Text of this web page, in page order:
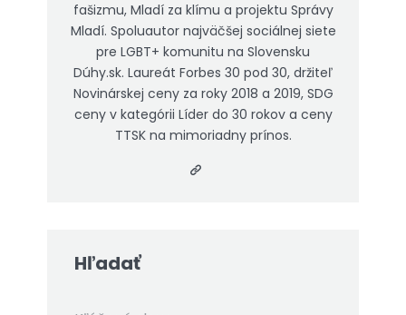
fašizmu, Mladí za klímu a projektu Správy
Mladí. Spoluautor najväčšej sociálnej siete
pre LGBT+ komunitu na Slovensku
Dúhy.sk. Laureát Forbes 30 pod 30, držiteľ
Novinárskej ceny za roky 2018 a 2019, SDG
ceny v kategórii Líder do 30 rokov a ceny
TTSK na mimoriadny prínos.
Hľadať